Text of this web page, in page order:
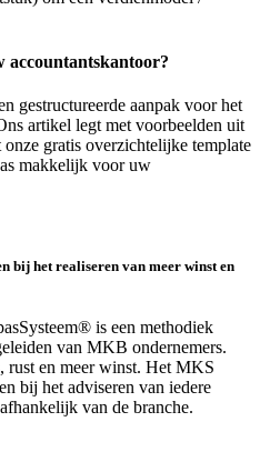
accountantskantoor?
gestructureerde aanpak voor het
artikel legt met voorbeelden uit
gratis overzichtelijke template
makkelijk voor uw
bij het realiseren van meer winst en
is een methodiek
van MKB ondernemers.
rust en meer winst. Het MKS
bij het adviseren van iedere
van de branche.